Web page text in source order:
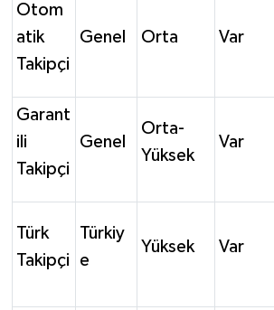
Otom
atik
Takipçi
Genel Orta Var
Garant
ili
Takipçi
Genel
Orta-
Yüksek
Var
Türk
Takipçi
Türkiy
e
Yüksek Var